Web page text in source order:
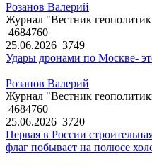
Розанов Валерий
Журнал "Вестник
4684760
25.06.2026 3749
Удары дронами по Москве-
Розанов Валерий
Журнал "Вестник
4684760
25.06.2026 3720
Первая в России
флаг побывает на полюсе